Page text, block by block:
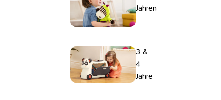
Jahren
3 &
4
Jahre